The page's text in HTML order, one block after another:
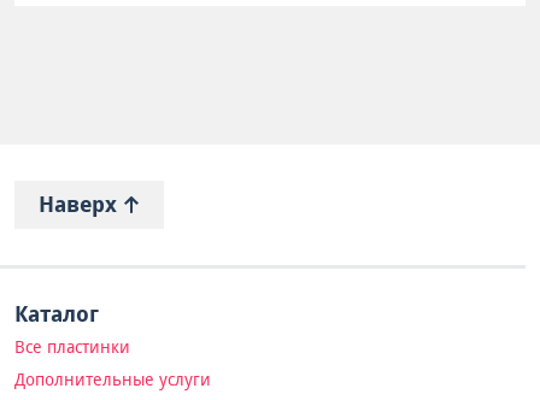
Наверх
Каталог
Все пластинки
Дополнительные услуги